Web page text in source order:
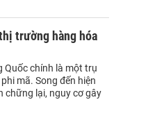
trường hàng hóa
Quốc chính là một trụ
mã. Song đến hiện
chững lại, nguy cơ gây